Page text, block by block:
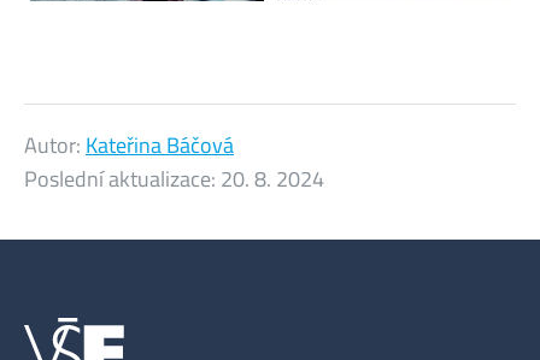
Autor: Kateřina Báčová
Poslední aktualizace: 20. 8. 2024